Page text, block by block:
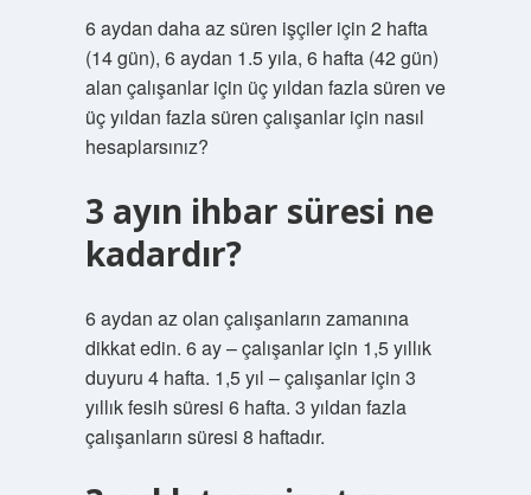
6 aydan daha az süren işçiler için 2 hafta
(14 gün), 6 aydan 1.5 yıla, 6 hafta (42 gün)
alan çalışanlar için üç yıldan fazla süren ve
üç yıldan fazla süren çalışanlar için nasıl
hesaplarsınız?
3 ayın ihbar süresi ne
kadardır?
6 aydan az olan çalışanların zamanına
dikkat edin. 6 ay – çalışanlar için 1,5 yıllık
duyuru 4 hafta. 1,5 yıl – çalışanlar için 3
yıllık fesih süresi 6 hafta. 3 yıldan fazla
çalışanların süresi 8 haftadır.